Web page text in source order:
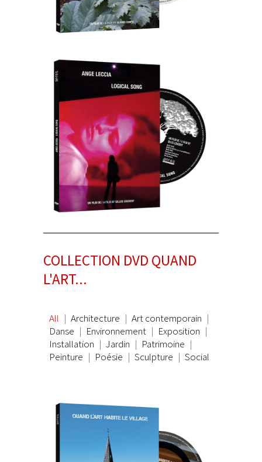
COLLECTION DVD QUAND
L'ART...
All Architecture
Art contemporain
Danse
Environnement
Exposition
Installation
Jardin
Patrimoine
Peinture
Poésie Sculpture Social